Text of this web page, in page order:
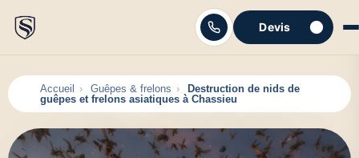
Devis
Accueil Guêpes & frelons
Destruction de nids de
guêpes et frelons asiatiques à Chassieu